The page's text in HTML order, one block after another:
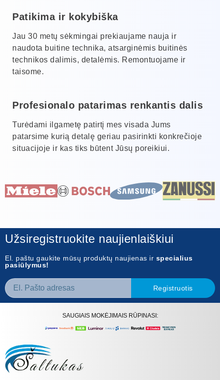
Patikima ir kokybiška
Jau 30 metų sėkmingai prekiaujame nauja ir
naudota buitine technika, atsarginėmis buitinės
technikos dalimis, detalėmis. Remontuojame ir
taisome.
Profesionalo patarimas renkantis dalis
Turėdami ilgametę patirtį mes visada Jums
patarsime kurią detalę geriau pasirinkti konkrečioje
situacijoje ir kas tiks būtent Jūsų poreikiui.
Užsiregistruokite naujienlaiškiui
El. paštu gaukite mūsų produktų naujienas ir specialius
pasiūlymus!
Registruotis
SAUGIAIS MOKĖJIMAIS RŪPINASI: